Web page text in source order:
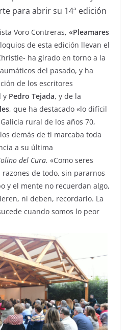
para abrir su 14ª edición
Voro Contreras, «Pleamares
de esta edición llevan el
ha girado en torno a la
del pasado, y ha
de los escritores
y Pedro Tejada, y de la
, que ha destacado «lo difícil
rural de los años 70,
demás de ti marcaba toda
a su última
del Cura. «Como seres
de todo, sin pararnos
y el mente no recuerdan algo,
ni deben, recordarlo. La
cuando somos lo peor